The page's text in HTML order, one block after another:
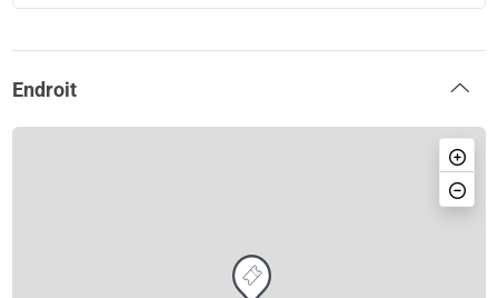
Endroit